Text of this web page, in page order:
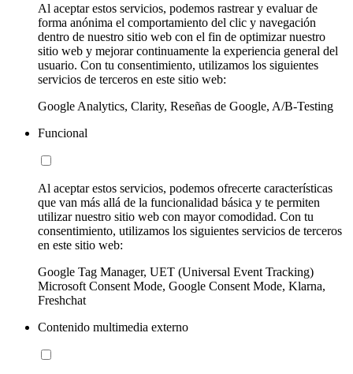
Al aceptar estos servicios, podemos rastrear y evaluar de
forma anónima el comportamiento del clic y navegación
dentro de nuestro sitio web con el fin de optimizar nuestro
sitio web y mejorar continuamente la experiencia general del
usuario. Con tu consentimiento, utilizamos los siguientes
servicios de terceros en este sitio web:
Google Analytics, Clarity, Reseñas de Google, A/B-Testing
Funcional
Al aceptar estos servicios, podemos ofrecerte características
que van más allá de la funcionalidad básica y te permiten
utilizar nuestro sitio web con mayor comodidad. Con tu
consentimiento, utilizamos los siguientes servicios de terceros
en este sitio web:
Google Tag Manager, UET (Universal Event Tracking)
Microsoft Consent Mode, Google Consent Mode, Klarna,
Freshchat
Contenido multimedia externo